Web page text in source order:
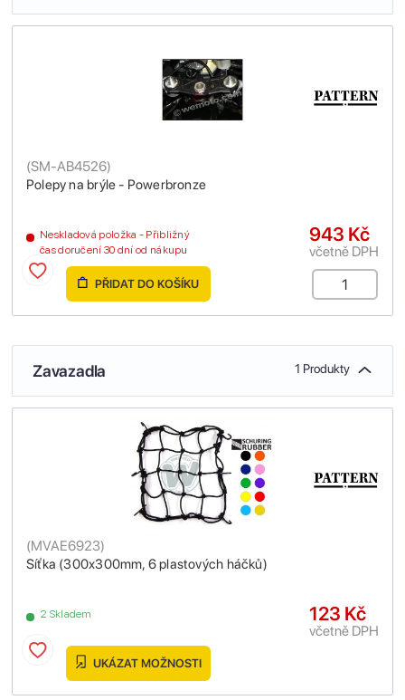
Polepy na brýle - Powerbronze
(SM-AB4526)
Neskladová položka - Přibližný
čas doručení 30 dní od nákupu
943 Kč
včetně DPH
PŘIDAT DO KOŠÍKU
Zavazadla 1 Produkty
Síťka (300x300mm, 6 plastových háčků)
(MVAE6923)
2 Skladem 123 Kč
včetně DPH
UKÁZAT MOŽNOSTI